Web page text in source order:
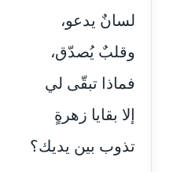
مدونة أماني بالحاج
معلق
عاملة
لسانٌ يدعو،
وقلبٌ يُصدّق،
فماذا تبقّى لي
إلا بقايا زهرةٍ
تذوب بين يديك؟